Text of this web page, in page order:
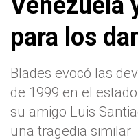
para los
Blades evocó las
de 1999 en el
su amigo Luis
una tragedia similar